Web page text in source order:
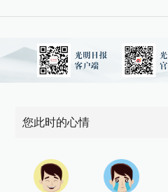
您此时的心情